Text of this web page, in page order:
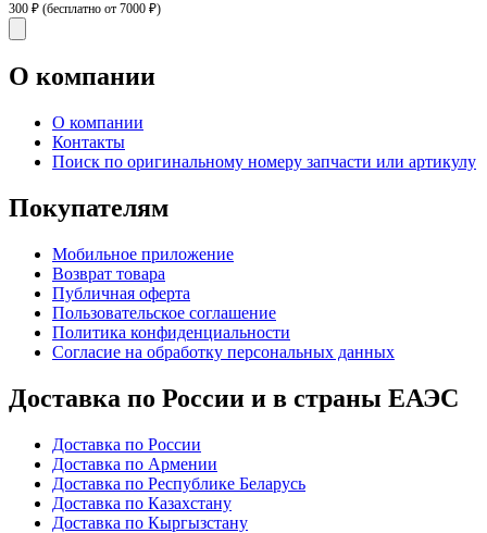
300 ₽ (бесплатно от 7000 ₽)
О компании
О компании
Контакты
Поиск по оригинальному номеру запчасти или артикулу
Покупателям
Мобильное приложение
Возврат товара
Публичная оферта
Пользовательское соглашение
Политика конфиденциальности
Согласие на обработку персональных данных
Доставка по России и в страны ЕАЭС
Доставка по России
Доставка по Армении
Доставка по Республике Беларусь
Доставка по Казахстану
Доставка по Кыргызстану